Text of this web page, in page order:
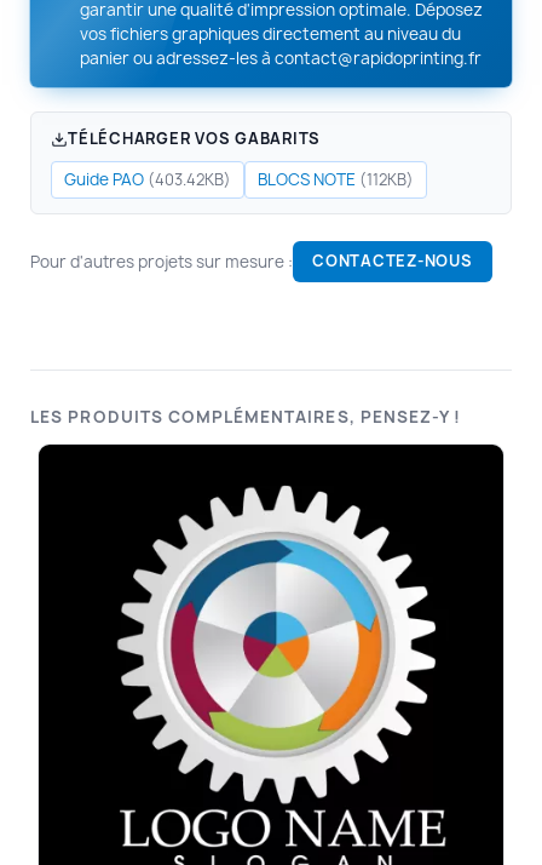
garantir une qualité d'impression optimale. Déposez
vos fichiers graphiques directement au niveau du
panier ou adressez-les àcontact@rapidoprinting.fr
TÉLÉCHARGER VOS GABARITS
Guide PAO (403.42KB) BLOCS NOTE (112KB)
Pour d'autres projets sur mesure : CONTACTEZ-NOUS
LES PRODUITS COMPLÉMENTAIRES, PENSEZ-Y !